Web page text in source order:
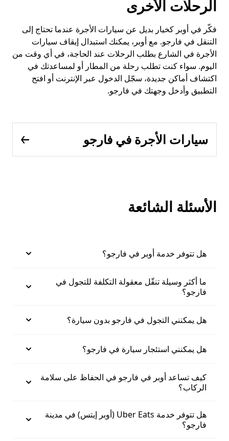
الرحلات الأخرى
فكّر في أوبر كخيار بديل عن سيارات الأجرة عندما تحتاج إلى
التنقل في فارجو. مع أوبر، يمكنك استبدال إيقاف سيارات
الأجرة في الشارع بطلب الرحلات عند الحاجة، في أي وقت من
اليوم. سواء كنت تطلب رحلة من المطار أو لمساعدتك في
اكتشاف أماكن جديدة، سجّل الدخول عبر الإنترنت أو افتح
التطبيق وأدخل وجهتك في فارجو.
سيارات الأجرة في فارجو
الأسئلة الشائعة
هل تتوفر خدمة أوبر في فارجو؟
ما أكثر وسيلة تنقّل معقولة التكلفة للتجول في
فارجو؟
هل يمكنني التجول في فارجو بدون سيارة؟
هل يمكنني استئجار سيارة في فارجو؟
كيف تساعد أوبر في فارجو في الحفاظ على سلامة
الركاب؟
هل تتوفر خدمة Uber Eats (أوبر إيتس) في مدينة
فارجو؟